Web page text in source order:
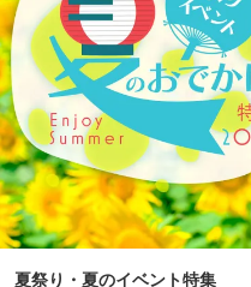
夏祭り・夏のイベント特集